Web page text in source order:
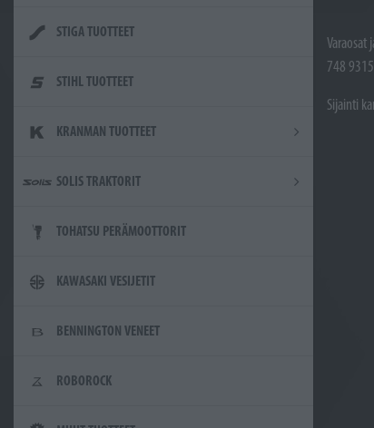
STIGA TUOTTEET
STIHL TUOTTEET
KRANMAN TUOTTEET
SOLIS TRAKTORIT
TOHATSU PERÄMOOTTORIT
KAWASAKI VESIJETIT
BENNINGTON VENEET
ROBOROCK
Varaosat
748 9315
Sijainti